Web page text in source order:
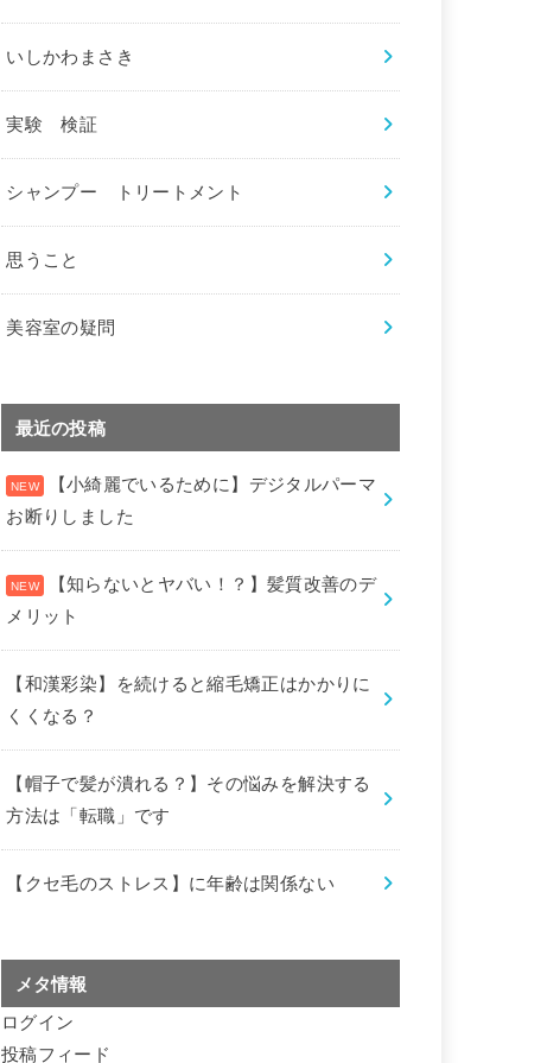
いしかわまさき
実験 検証
シャンプー トリートメント
思うこと
美容室の疑問
最近の投稿
【小綺麗でいるために】デジタルパーマ
お断りしました
【知らないとヤバい！？】髪質改善のデ
メリット
【和漢彩染】を続けると縮毛矯正はかかりに
くくなる？
【帽子で髪が潰れる？】その悩みを解決する
方法は「転職」です
【クセ毛のストレス】に年齢は関係ない
メタ情報
ログイン
投稿フィード